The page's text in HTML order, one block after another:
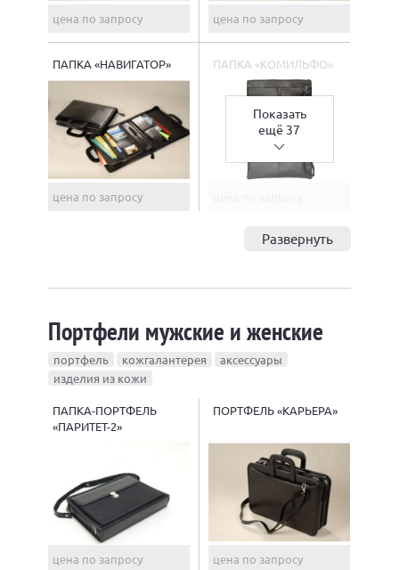
цена по запросу цена по запросу
ПАПКА «НАВИГАТОР»
цена по запросу
ПАПКА «КОМИЛЬФО»
Показать
ещё 37
Развернуть
Портфели мужские и женские
портфель кожгалантерея
аксессуары
изделия из кожи
ПАПКА-ПОРТФЕЛЬ
«ПАРИТЕТ-2»
цена по запросу
ПОРТФЕЛЬ «КАРЬЕРА»
цена по запросу